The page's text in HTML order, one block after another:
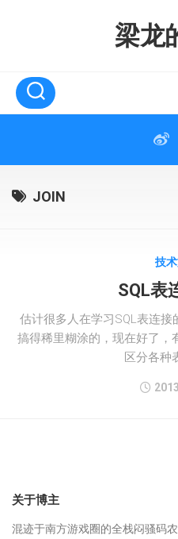
梁龙
JOIN
技
SQL表
估计很多人在学习SQL表连
搞得稀里糊涂的，现在好了，
区分各种
关于博主
混迹于南方游戏圈的全栈闷骚码